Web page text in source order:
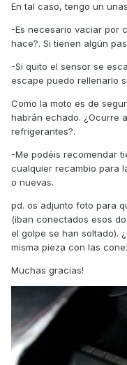
En tal caso, tengo un
-Es necesario vaciar por
hace?. Si tienen algún
-Si quito el sensor se
escape puedo rellenarlo
Como la moto es de
habrán echado. ¿Ocurre
refrigerantes?.
-Me podéis recomendar
cualquier recambio para
o nuevas.
pd. os adjunto foto para
(iban conectados esos
el golpe se han soltado).
misma pieza con las
Muchas gracias!